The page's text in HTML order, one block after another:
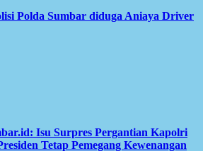
Polda Sumbar diduga Aniaya Driver
Isu Surpres Pergantian Kapolri
Tetap Pemegang Kewenangan